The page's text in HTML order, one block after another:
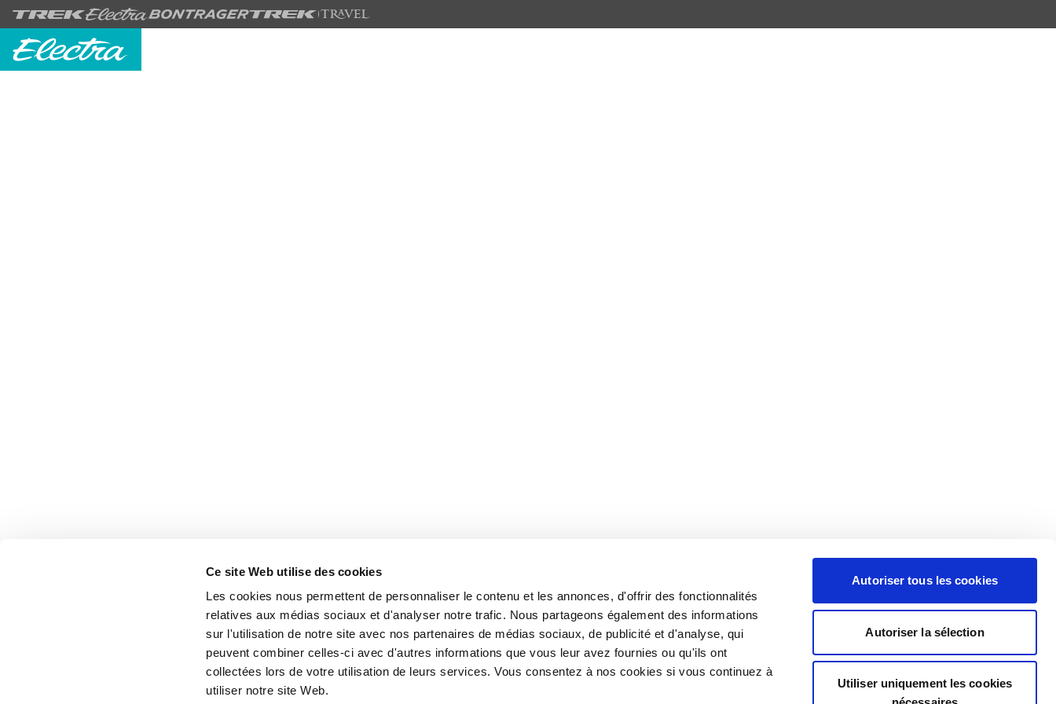
Ce site Web utilise des cookies
Les cookies nous permettent de personnaliser le contenu et les annonces, d'offrir des fonctionnalités
relatives aux médias sociaux et d'analyser notre trafic. Nous partageons également des informations
sur l'utilisation de notre site avec nos partenaires de médias sociaux, de publicité et d'analyse, qui
peuvent combiner celles-ci avec d'autres informations que vous leur avez fournies ou qu'ils ont
collectées lors de votre utilisation de leurs services. Vous consentez à nos cookies si vous continuez à
utiliser notre site Web.
Autoriser tous les cookies
Autoriser la sélection
Utiliser uniquement les cookies